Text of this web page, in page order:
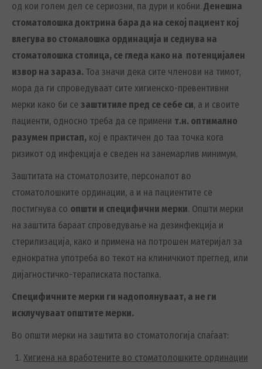
од кои голем дел се сериозни, па дури и кобни. Денешна
стоматолошка доктрина бара да на секој пациент кој
влегува во стомалошка ординација и седнува на
стоматолошка столица, се гледа како на потенцијален
извор на зараза. Тоа значи дека сите членови на тимот,
мора да ги спроведуваат сите хигиенско-превентивни
мерки како би се заштитиле пред се себе си, а и своите
пациенти, односно треба да се примени т.н. оптимално
разумен пристап, кој е практичен до таа точка кога
ризикот од инфекција е сведен на занемарлив минимум.
Заштитата на стоматолозите, персоналот во
стоматолошките ординации, а и на пациентите се
постигнува со општи и специфични мерки. Општи мерки
на заштита бараат спроведување на дезинфекција и
стерилизација, како и примена на потрошен материјал за
еднократна употреба во текот на клиничкиот преглед, или
дијагностичко-тераписката постапка.
Специфичните мерки ги надополнуваат, а не ги
исклучуваат општите мерки.
Во општи мерки на заштита во стоматологија спаѓаат:
Хигиена на вработените во стоматолошките ординации